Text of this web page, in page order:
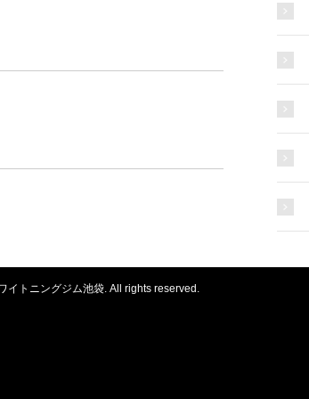
イトニングジム池袋. All rights reserved.